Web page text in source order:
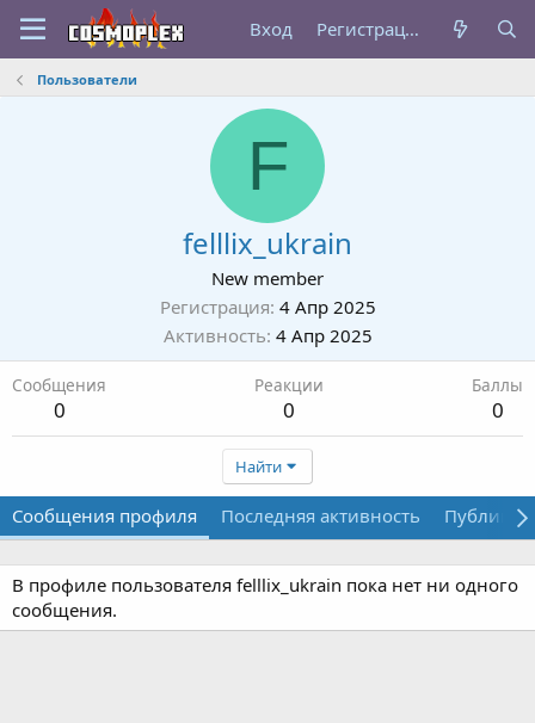
Вход Регистрация
Пользователи
F
felllix_ukrain
New member
Регистрация 4 Апр 2025
Активность 4 Апр 2025
Сообщения
0
Реакции
0
Баллы
0
Найти
Сообщения профиля Последняя активность
В профиле пользователя felllix_ukrain пока нет ни одного
сообщения.